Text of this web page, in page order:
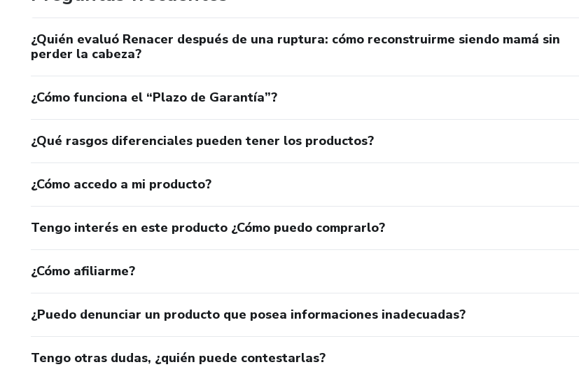
¿Quién evaluó Renacer después de una ruptura: cómo reconstruirme siendo mamá sin
perder la cabeza?
¿Cómo funciona el “Plazo de Garantía”?
¿Qué rasgos diferenciales pueden tener los productos?
¿Cómo accedo a mi producto?
Tengo interés en este producto ¿Cómo puedo comprarlo?
¿Cómo afiliarme?
¿Puedo denunciar un producto que posea informaciones inadecuadas?
Tengo otras dudas, ¿quién puede contestarlas?